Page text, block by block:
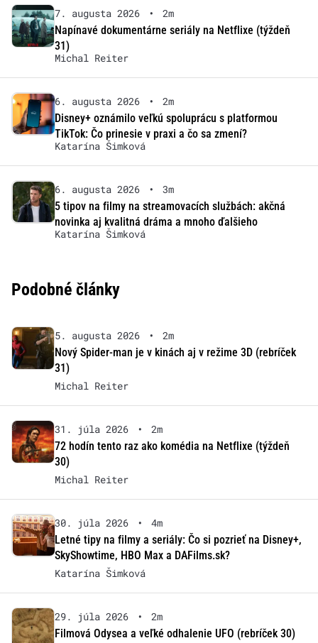
7. augusta 2026 •
2m
Napínavé dokumentárne seriály na Netflixe (týždeň
31)
Michal Reiter
6. augusta 2026 •
2m
Disney+ oznámilo veľkú spoluprácu s platformou
TikTok: Čo prinesie v praxi a čo sa zmení?
Katarína Šimková
6. augusta 2026 •
3m
5 tipov na filmy na streamovacích službách: akčná
novinka aj kvalitná dráma a mnoho ďalšieho
Katarína Šimková
Podobné články
5. augusta 2026 •
2m
Nový Spider-man je v kinách aj v režime 3D (rebríček
31)
Michal Reiter
31. júla 2026 •
2m
72 hodín tento raz ako komédia na Netflixe (týždeň
30)
Michal Reiter
30. júla 2026 •
4m
Letné tipy na filmy a seriály: Čo si pozrieť na Disney+,
SkyShowtime, HBO Max a DAFilms.sk?
Katarína Šimková
29. júla 2026 •
2m
Filmová Odysea a veľké odhalenie UFO (rebríček 30)